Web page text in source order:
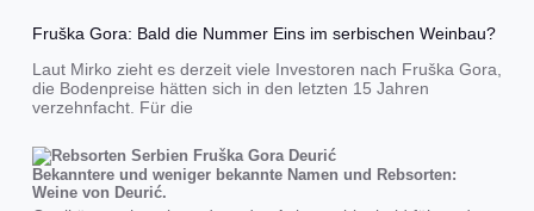
Fruška Gora: Bald die Nummer Eins im serbischen Weinbau?
Laut Mirko zieht es derzeit viele Investoren nach Fruška Gora,
die Bodenpreise hätten sich in den letzten 15 Jahren
verzehnfacht. Für die
Bekanntere und weniger bekannte Namen und Rebsorten:
Weine von Deurić.